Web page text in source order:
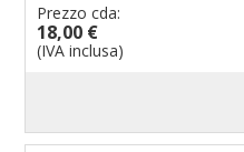
Prezzo cda:
18,00 €
(IVA inclusa)